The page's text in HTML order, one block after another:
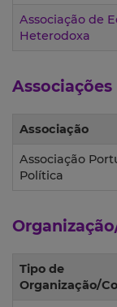
Associação de
Heterodoxa
Associação
Associação
Política
Tipo de
Organização/